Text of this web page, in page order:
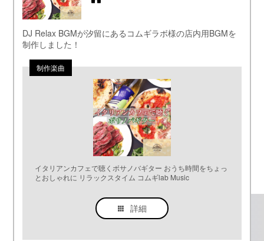
DJ Relax BGMが汐留にあるコムギラボ様の店内用BGMを
制作しました！
イタリアンカフェで聴くボサノバギター おうち時間をちょっ
とおしゃれに リラックスタイム コムギlab Music
詳細